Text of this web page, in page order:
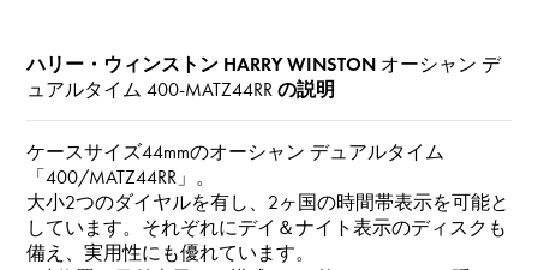
ハリー・ウィンストン HARRY WINSTON オーシャン デ
ュアルタイム 400-MATZ44RR の説明
ケースサイズ44mmのオーシャン デュアルタイム
「400/MATZ44RR」。
大小2つのダイヤルを有し、2ヶ国の時間帯表示を可能と
しています。それぞれにデイ＆ナイト表示のディスクも
備え、実用性にも優れています。